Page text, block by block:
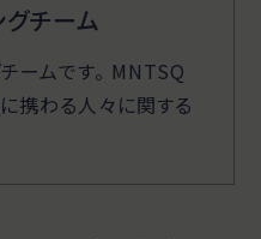
チーム
ームです。 MNTSQ
携わる人々に関する